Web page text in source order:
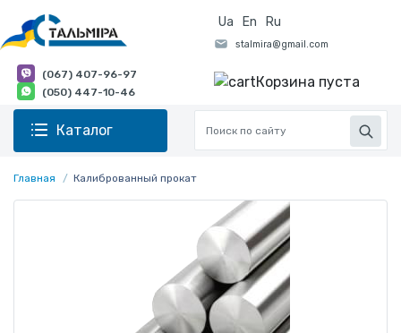
Ua En Ru
(067) 407-96-97
(050) 447-10-46
Корзина пуста
Каталог
Главная Калиброванный прокат